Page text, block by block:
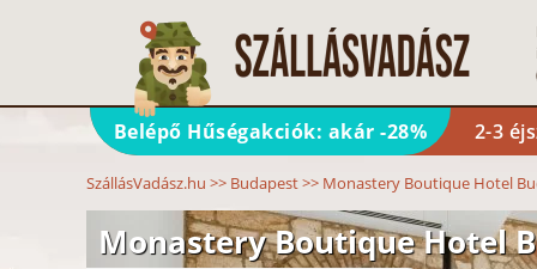
Belépő Hűségakciók: akár -28% 2-3
SzállásVadász.hu >> Budapest>> Monastery Boutique Hotel
Monastery Boutique Hotel